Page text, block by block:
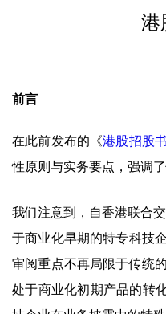
港
前言
在此前发布的《港股招股
性原则与实务要点，强调
我们注意到，自香港联合
于商业化早期的特专科技
审阅重点不再局限于传统
处于商业化初期产品的转